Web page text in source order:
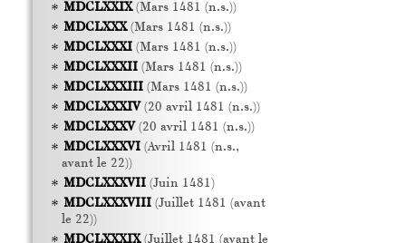
MDCLXXIX(Mars 1481 (n.s.))
MDCLXXX(Mars 1481 (n.s.))
MDCLXXXI(Mars 1481 (n.s.))
MDCLXXXII(Mars 1481 (n.s.))
MDCLXXXIII(Mars 1481 (n.s.))
MDCLXXXIV(20 avril 1481 (n.s.))
MDCLXXXV(20 avril 1481 (n.s.))
MDCLXXXVI(Avril 1481 (n.s.,
avant le 22))
MDCLXXXVII(Juin 1481)
MDCLXXXVIII(Juillet 1481 (avant
le 22))
MDCLXXXIX(Juillet 1481 (avant le